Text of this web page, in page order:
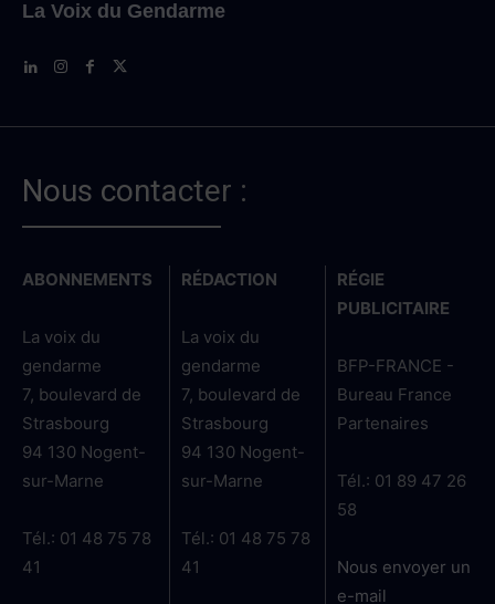
La Voix du Gendarme
Nous contacter :
ABONNEMENTS
La voix du
gendarme
7, boulevard de
Strasbourg
94 130 Nogent-
sur-Marne
Tél.: 01 48 75 78
41
RÉDACTION
La voix du
gendarme
7, boulevard de
Strasbourg
94 130 Nogent-
sur-Marne
Tél.: 01 48 75 78
41
RÉGIE
PUBLICITAIRE
BFP-FRANCE -
Bureau France
Partenaires
Tél.: 01 89 47 26
58
Nous envoyer un
e-mail